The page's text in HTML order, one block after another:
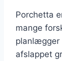
Porchetta
mange
planlægger
afslappet